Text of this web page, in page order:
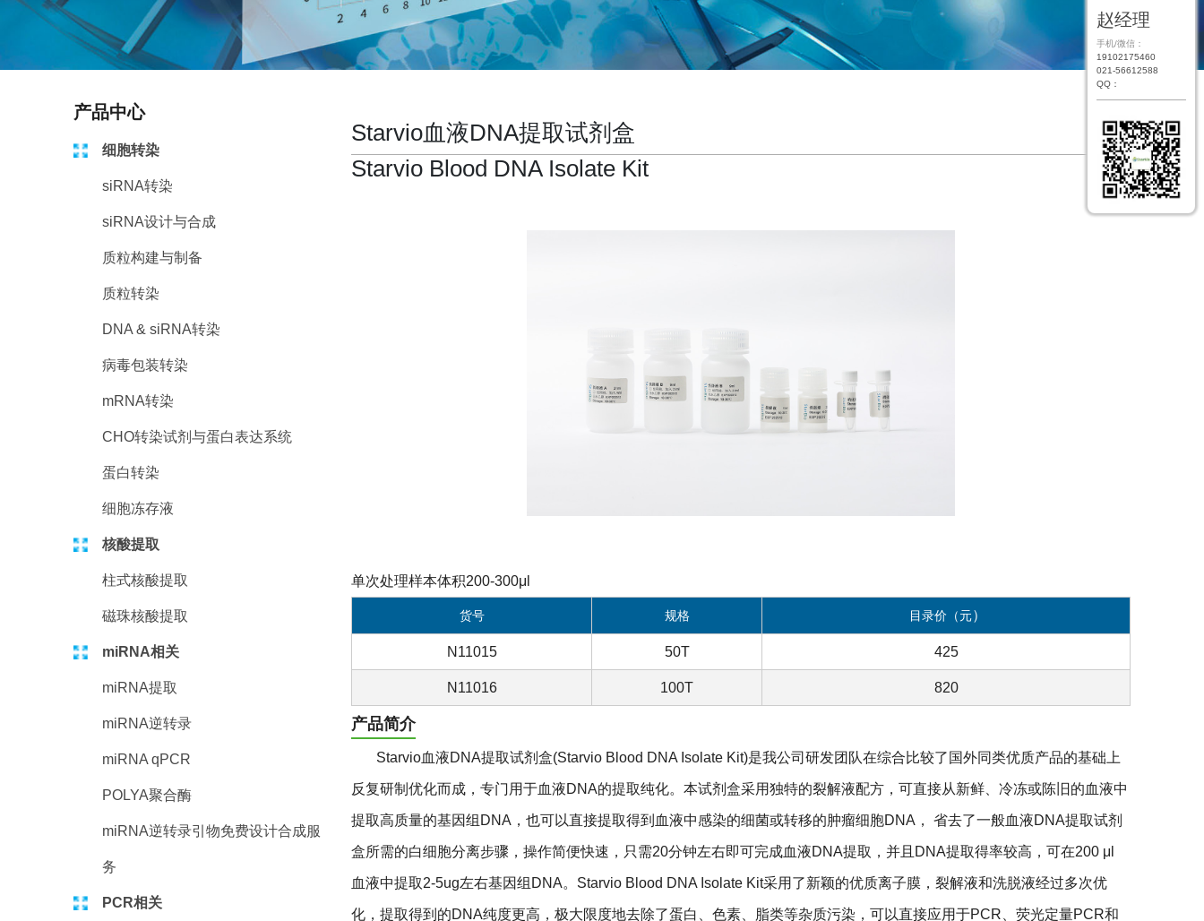
产品中心
细胞转染
siRNA转染
siRNA设计与合成
质粒构建与制备
质粒转染
DNA & siRNA转染
病毒包装转染
mRNA转染
CHO转染试剂与蛋白表达系统
蛋白转染
细胞冻存液
核酸提取
柱式核酸提取
磁珠核酸提取
miRNA相关
miRNA提取
miRNA逆转录
miRNA qPCR
POLYA聚合酶
miRNA逆转录引物免费设计合成服
务
PCR相关
Starvio血液DNA提取试剂盒
Starvio Blood DNA Isolate Kit
单次处理样本体积200-300μl
货号 规格 目录价（元）
N11015 50T 425
N11016 100T 820
产品简介
Starvio血液DNA提取试剂盒(Starvio Blood DNA Isolate Kit)是我公司研发团队在综合比较了国外同类优质产品的基础上
反复研制优化而成，专门用于血液DNA的提取纯化。本试剂盒采用独特的裂解液配方，可直接从新鲜、冷冻或陈旧的血液中
提取高质量的基因组 DNA ，也可以直接提取得到血液中感染的细菌或转移的肿瘤细胞DNA ， 省去了一般血液DNA提取试剂
盒所需的白细胞分离步骤，操作简便快速，只需20分钟左右即可完成血液DNA提取，并且 DNA提取得率较高，可在200 μl
血液中提取2-5ug左右基因组 DNA。Starvio Blood DNA Isolate Kit采用了新颖的优质离子膜，裂解液和洗脱液经过多次优
化，提取得到的DNA纯度更高，极大限度地去除了蛋白、色素、脂类等杂质污染，可以直接应用于PCR 、荧光定量PCR和
赵经理
手机/微信：
19102175460
021-56612588
QQ：